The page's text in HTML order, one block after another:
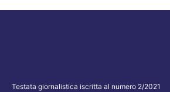
Testata giornalistica iscritta al numero 2/2021